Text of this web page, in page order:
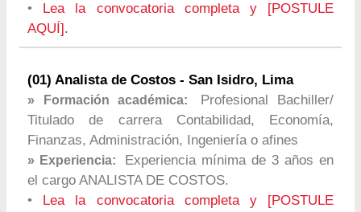
•
Lea la convocatoria completa y [POSTULE
AQUÍ].
(01) Analista de Costos - San Isidro, Lima
» Formación académica:
Profesional Bachiller/
Titulado de carrera Contabilidad, Economía,
Finanzas, Administración, Ingeniería o afines
» Experiencia:
Experiencia mínima de 3 años en
el cargo ANALISTA DE COSTOS.
•
Lea la convocatoria completa y [POSTULE